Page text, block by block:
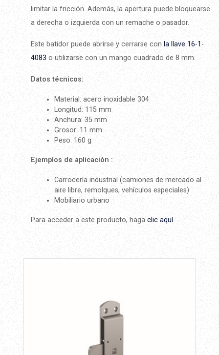
limitar la fricción. Además, la apertura puede bloquearse
a derecha o izquierda con un remache o pasador.
Este batidor puede abrirse y cerrarse con la llave 16-1-
4083 o utilizarse con un mango cuadrado de 8 mm.
Datos técnicos:
Material: acero inoxidable 304
Longitud: 115 mm
Anchura: 35 mm
Grosor: 11 mm
Peso: 160 g
Ejemplos de aplicación :
Carrocería industrial (camiones de mercado al
aire libre, remolques, vehículos especiales)
Mobiliario urbano
Para acceder a este producto, haga clic aquí